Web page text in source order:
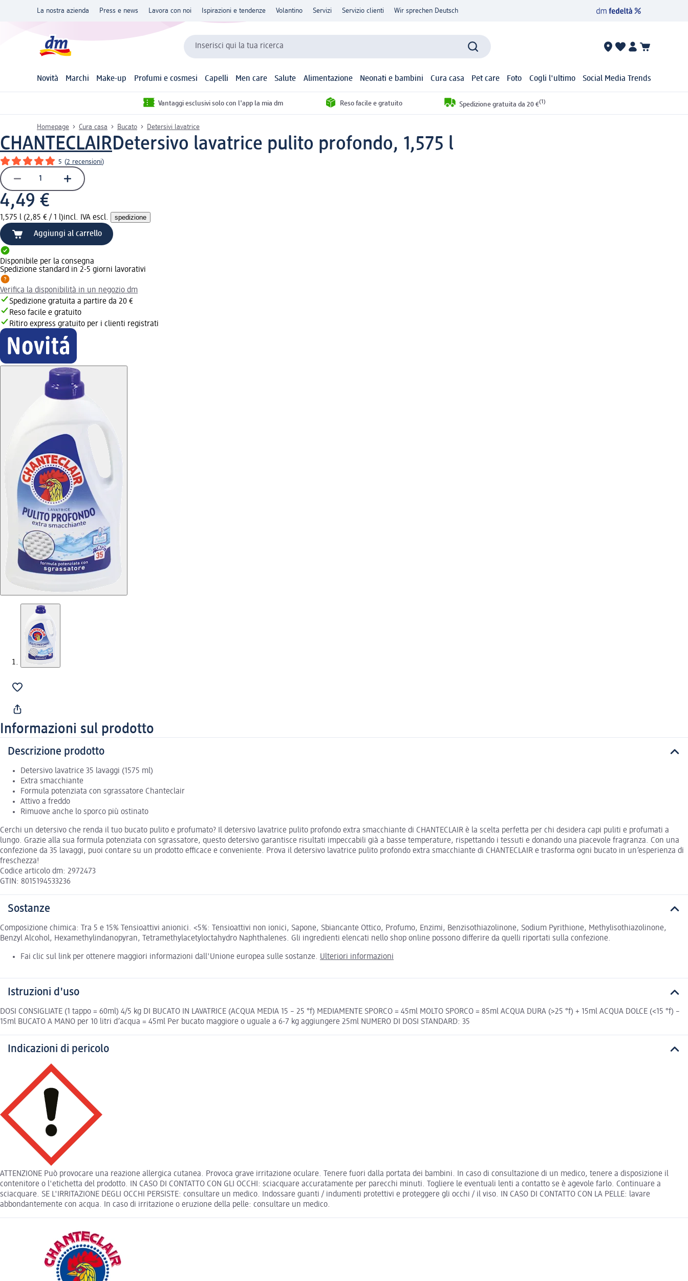
La nostra azienda Press e news Lavora con noi Ispirazioni e tendenze Volantino Servizi Servizio clienti Wir sprechen Deutsch
Inserisci qui la tua ricerca
Novità Marchi Make-up Profumi e cosmesi Capelli Men care Salute Alimentazione Neonati e bambini Cura casa Pet care Foto Cogli l'ultimo Social Media Trends
Vantaggi esclusivi solo con l'app la mia dm Reso facile e gratuito Spedizione gratuita da 20 €(1)
Homepage Cura casa Bucato Detersivi lavatrice
CHANTECLAIRDetersivo lavatrice pulito profondo, 1,575 l
5 (2 recensioni)
4,49 €
1,575 l (2,85 € / 1 l)incl. IVA escl. spedizione
Aggiungi al carrello
Disponibile per la consegna
Spedizione standard in 2-5 giorni lavorativi
Verifica la disponibilità in un negozio dm
Spedizione gratuita a partire da 20 €
Reso facile e gratuito
Ritiro express gratuito per i clienti registrati
Informazioni sul prodotto
Descrizione prodotto
Detersivo lavatrice 35 lavaggi (1575 ml)
Extra smacchiante
Formula potenziata con sgrassatore Chanteclair
Attivo a freddo
Rimuove anche lo sporco più ostinato
Cerchi un detersivo che renda il tuo bucato pulito e profumato? Il detersivo lavatrice pulito profondo extra smacchiante di CHANTECLAIR è la scelta perfetta per chi desidera capi puliti e profumati a
lungo. Grazie alla sua formula potenziata con sgrassatore, questo detersivo garantisce risultati impeccabili già a basse temperature, rispettando i tessuti e donando una piacevole fragranza. Con una
confezione da 35 lavaggi, puoi contare su un prodotto efficace e conveniente. Prova il detersivo lavatrice pulito profondo extra smacchiante di CHANTECLAIR e trasforma ogni bucato in un’esperienza di
freschezza!
Codice articolo dm: 2972473
GTIN: 8015194533236
Sostanze
Composizione chimica: Tra 5 e 15% Tensioattivi anionici. <5%: Tensioattivi non ionici, Sapone, Sbiancante Ottico, Profumo, Enzimi, Benzisothiazolinone, Sodium Pyrithione, Methylisothiazolinone,
Benzyl Alcohol, Hexamethylindanopyran, Tetramethylacetyloctahydro Naphthalenes. Gli ingredienti elencati nello shop online possono differire da quelli riportati sulla confezione.
Fai clic sul link per ottenere maggiori informazioni dall'Unione europea sulle sostanze. Ulteriori informazioni
Istruzioni d'uso
DOSI CONSIGLIATE (1 tappo = 60ml) 4/5 kg DI BUCATO IN LAVATRICE (ACQUA MEDIA 15 – 25 °f) MEDIAMENTE SPORCO = 45ml MOLTO SPORCO = 85ml ACQUA DURA (>25 °f) + 15ml ACQUA DOLCE (<15 °f) –
15ml BUCATO A MANO per 10 litri d’acqua = 45ml Per bucato maggiore o uguale a 6-7 kg aggiungere 25ml NUMERO DI DOSI STANDARD: 35
Indicazioni di pericolo
ATTENZIONE Può provocare una reazione allergica cutanea. Provoca grave irritazione oculare. Tenere fuori dalla portata dei bambini. In caso di consultazione di un medico, tenere a disposizione il
contenitore o l'etichetta del prodotto. IN CASO DI CONTATTO CON GLI OCCHI: sciacquare accuratamente per parecchi minuti. Togliere le eventuali lenti a contatto se è agevole farlo. Continuare a
sciacquare. SE L'IRRITAZIONE DEGLI OCCHI PERSISTE: consultare un medico. Indossare guanti / indumenti protettivi e proteggere gli occhi / il viso. IN CASO DI CONTATTO CON LA PELLE: lavare
abbondantemente con acqua. In caso di irritazione o eruzione della pelle: consultare un medico.